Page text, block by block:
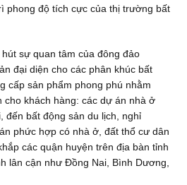
phong độ tích cực của thị trường bất
sự quan tâm của đông đảo
đại diện cho các phân khúc bất
cấp sản phẩm phong phú nhằm
cho khách hàng: các dự án nhà ở
đến bất động sản du lịch, nghỉ
phức hợp có nhà ở, đất thổ cư dân
các quận huyện trên địa bàn tỉnh
lân cận như Đồng Nai, Bình Dương,